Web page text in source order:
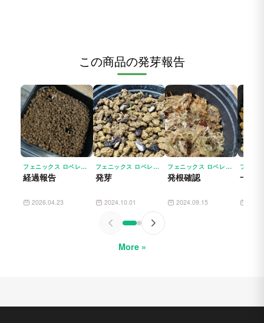
この商品の発芽報告
フェニックス ロベレニー（シンノウヤシ）PHOENIX ROEBELENII
経過報告
2026.04.23
フェニックス ロベレニー（シンノウヤシ）PHOENIX ROEBELENII
発芽
2024.10.01
フェニックス ロベレニー（シンノウヤシ）PHOENIX ROEBELENII
発根確認
2024.09.15
一つ
More »